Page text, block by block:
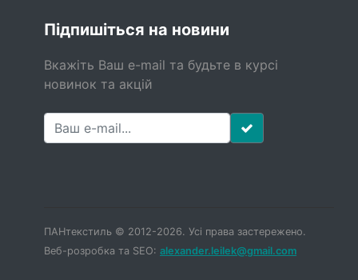
Підпишіться на новини
Вкажіть Ваш e-mail та будьте в курсі
новинок та акцій
ПАНтекстиль © 2012-2026. Усі права застережено.
Веб-розробка та SEO: alexander.leilek@gmail.com